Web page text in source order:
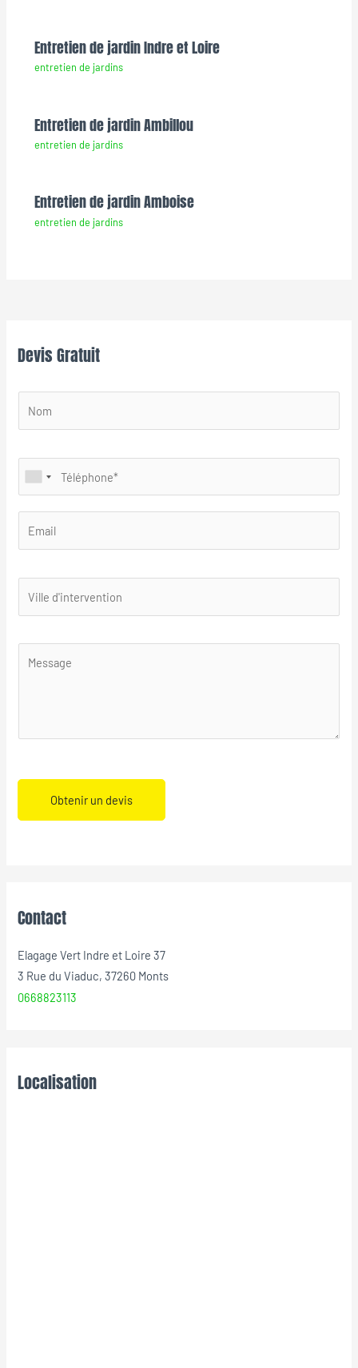
Entretien de jardin Indre et Loire
entretien de jardins
Entretien de jardin Ambillou
entretien de jardins
Entretien de jardin Amboise
entretien de jardins
Devis Gratuit
Obtenir un devis
Contact
Elagage Vert Indre et Loire 37
3 Rue du Viaduc, 37260 Monts
0668823113
Localisation